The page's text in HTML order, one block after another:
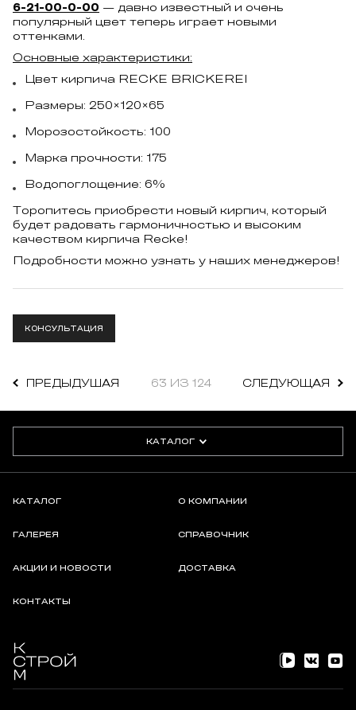
6-21-00-0-00 — давно известный и очень
популярный цвет теперь играет новыми
оттенками.
Основные характеристики:
Цвет кирпича RECKE BRICKEREI
Размеры: 250×120×65
Морозостойкость: 100
Марка прочности: 175
Водопоглощение: 6%
Торопитесь приобрести новый кирпич, который
будет радовать гармоничностью и высоким
качеством кирпича Recke!
Подробности можно узнать у наших менеджеров!
КОНСУЛЬТАЦИЯ
ПРЕДЫДУШАЯ 63 ИЗ 124 СЛЕДУЮЩАЯ
КАТАЛОГ
КАТАЛОГ О КОМПАНИИ
ГАЛЕРЕЯ СПРАВОЧНИК
АКЦИИ И НОВОСТИ ДОСТАВКА
КОНТАКТЫ